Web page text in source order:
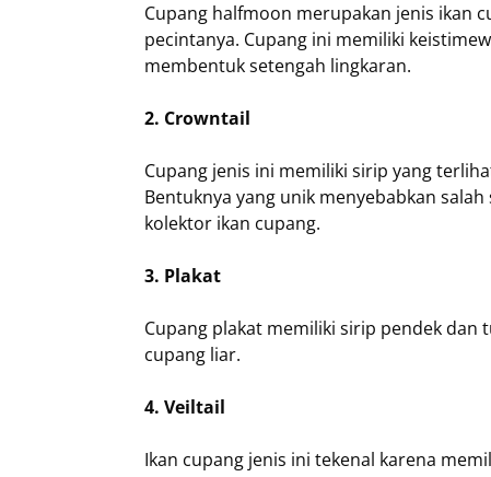
Cupang halfmoon merupakan jenis ikan
pecintanya. Cupang ini memiliki
membentuk setengah lingkaran.
2. Crowntail
Cupang jenis ini memiliki sirip yang
Bentuknya yang unik menyebabkan
kolektor ikan cupang.
3. Plakat
Cupang plakat memiliki sirip pendek
cupang liar.
4. Veiltail
Ikan cupang jenis ini tekenal karena